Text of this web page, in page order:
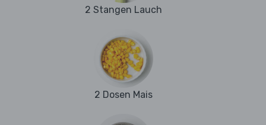
2 Stangen Lauch
2 Dosen Mais